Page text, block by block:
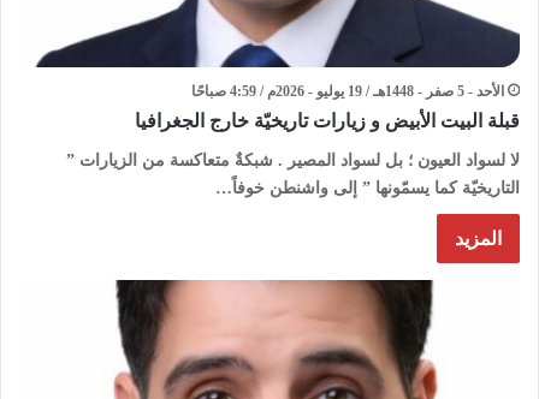
الأحد - 5 صفر - 1448هـ / 19 يوليو - 2026م / 4:59 صباحًا
قبلة البيت الأبيض و زيارات تاريخيّة خارج الجغرافيا
لا لسواد العيون ؛ بل لسواد المصير . شبكةٌ متعاكسة من الزيارات ”
التاريخيّة كما يسمّونها ” إلى واشنطن خوفاً…
المزيد